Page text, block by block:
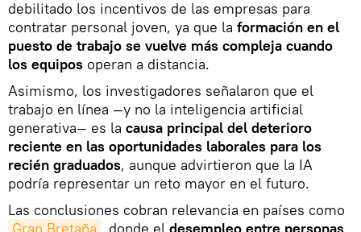
debilitado los incentivos de las empresas para
contratar personal joven, ya que la formación en el
puesto de trabajo se vuelve más compleja cuando
los equipos operan a distancia.
Asimismo, los investigadores señalaron que el
trabajo en línea —y no la inteligencia artificial
generativa— es la causa principal del deterioro
reciente en las oportunidades laborales para los
recién graduados, aunque advirtieron que la IA
podría representar un reto mayor en el futuro.
Las conclusiones cobran relevancia en países como
Gran Bretaña
, donde el desempleo entre personas